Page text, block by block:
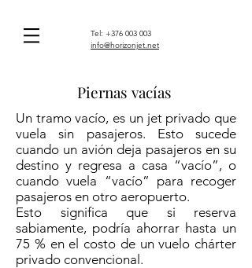
Tel: +376 003 003
info@horizonjet.net
Piernas vacías
Un tramo vacío, es un jet privado que
vuela sin pasajeros. Esto sucede
cuando un avión deja pasajeros en su
destino y regresa a casa “vacío”, o
cuando vuela “vacío” para recoger
pasajeros en otro aeropuerto.
Esto significa que si reserva
sabiamente, podría ahorrar hasta un
75 % en el costo de un vuelo chárter
privado convencional.